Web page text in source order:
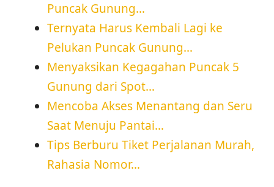
Puncak Gunung…
Ternyata Harus Kembali Lagi ke
Pelukan Puncak Gunung…
Menyaksikan Kegagahan Puncak 5
Gunung dari Spot…
Mencoba Akses Menantang dan Seru
Saat Menuju Pantai…
Tips Berburu Tiket Perjalanan Murah,
Rahasia Nomor…